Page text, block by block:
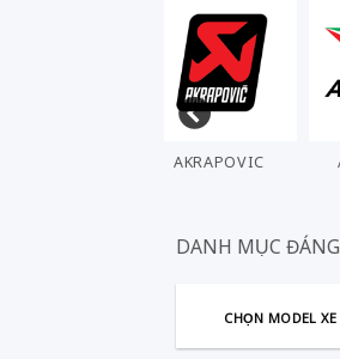
AR - AUSTIN
DANH MỤC
CHỌN MODEL XE